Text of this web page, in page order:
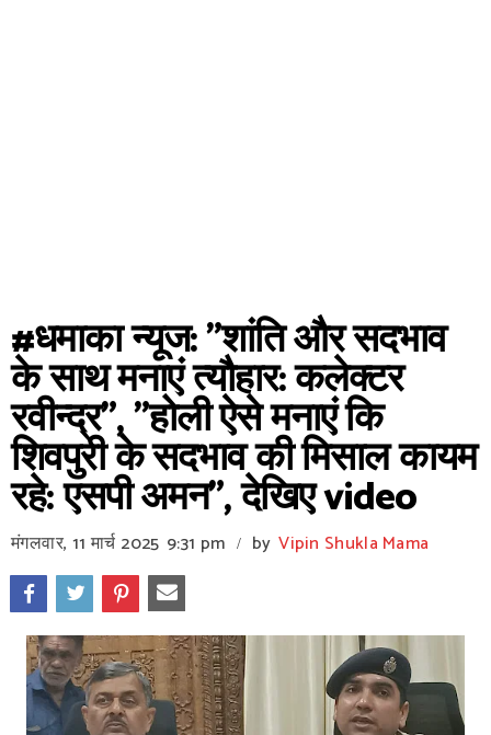
#धमाका न्यूज: "शांति और सदभाव
के साथ मनाएं त्यौहार: कलेक्टर
रवीन्द्र", "होली ऐसे मनाएं कि
शिवपुरी के सदभाव की मिसाल कायम
रहे: एसपी अमन", देखिए video
मंगलवार, 11 मार्च 2025 9:31 pm / by Vipin Shukla Mama